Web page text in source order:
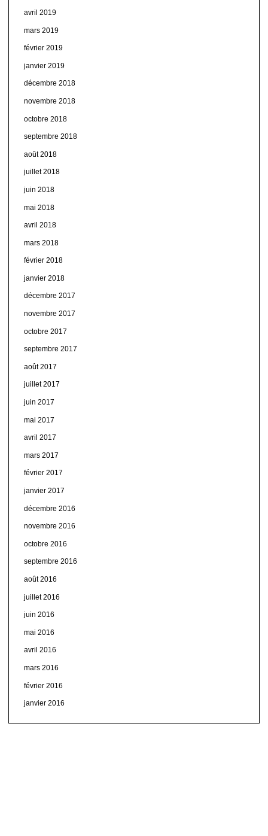
avril 2019
mars 2019
février 2019
janvier 2019
décembre 2018
novembre 2018
octobre 2018
septembre 2018
août 2018
juillet 2018
juin 2018
mai 2018
avril 2018
mars 2018
février 2018
janvier 2018
décembre 2017
novembre 2017
octobre 2017
septembre 2017
août 2017
juillet 2017
juin 2017
mai 2017
avril 2017
mars 2017
février 2017
janvier 2017
décembre 2016
novembre 2016
octobre 2016
septembre 2016
août 2016
juillet 2016
juin 2016
mai 2016
avril 2016
mars 2016
février 2016
janvier 2016